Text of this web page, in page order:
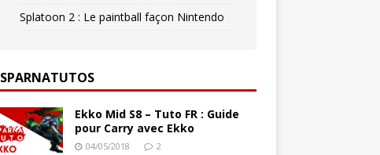
Splatoon 2 : Le paintball façon Nintendo
SPARNATUTOS
Ekko Mid S8 – Tuto FR : Guide
pour Carry avec Ekko
04/05/2018 2